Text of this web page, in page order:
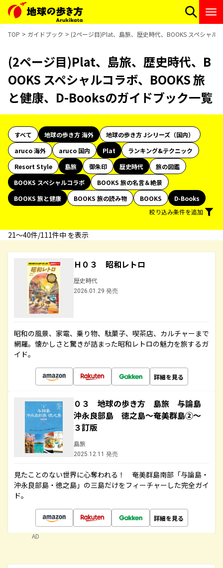
TOP ガイドブック (2ページ目)Plat、島旅、歴史時代、BOOKS スペシャル
(2ページ目)Plat、島旅、歴史時代、B
OOKS スペシャルコラボ、BOOKS 旅
と健康、D-Booksのガイドブック一覧
すべて 地球の歩き方 海外
地球の歩き方 Jシリーズ（国内）
aruco 海外
aruco 国内 Plat
ランキング&テクニック
Resort Style
島旅 御朱印 歴史時代
旅の図鑑
BOOKS スペシャルコラボ
BOOKS 旅の名言＆絶景
BOOKS 旅と健康
BOOKS 旅の読み物 BOOKS
D-Books
絞り込み条件を追加
21〜40件/111件中 を表示
Ｈ０３ 昭和レトロ
歴史時代
2026.01.29 発売
昭和の風景、家電、乗り物、駄菓子、喫茶店、カルチャーまで
網羅。懐かしさと驚きが詰まった昭和レトロの魅力を旅するガ
イド。
詳細を見る
０３ 地球の歩き方 島旅 与論島
沖永良部島 徳之島～奄美群島②～
３訂版
島旅
2025.12.11 発売
見たことのない世界に心奪われる！ 奄美群島南部「与論島・
沖永良部島・徳之島」の三島だけをフィーチャーした完全ガイ
ド。
詳細を見る
AD